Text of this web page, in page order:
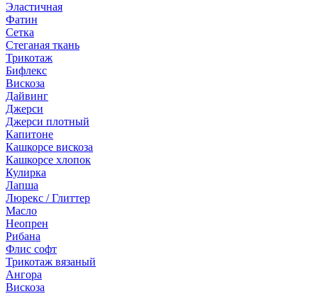
Эластичная
Фатин
Сетка
Стеганая ткань
Трикотаж
Бифлекс
Вискоза
Дайвинг
Джерси
Джерси плотный
Капитоне
Кашкорсе вискоза
Кашкорсе хлопок
Кулирка
Лапша
Люрекс / Глиттер
Масло
Неопрен
Рибана
Флис софт
Трикотаж вязаный
Ангора
Вискоза